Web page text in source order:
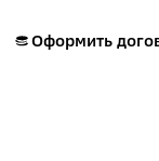
Оформить